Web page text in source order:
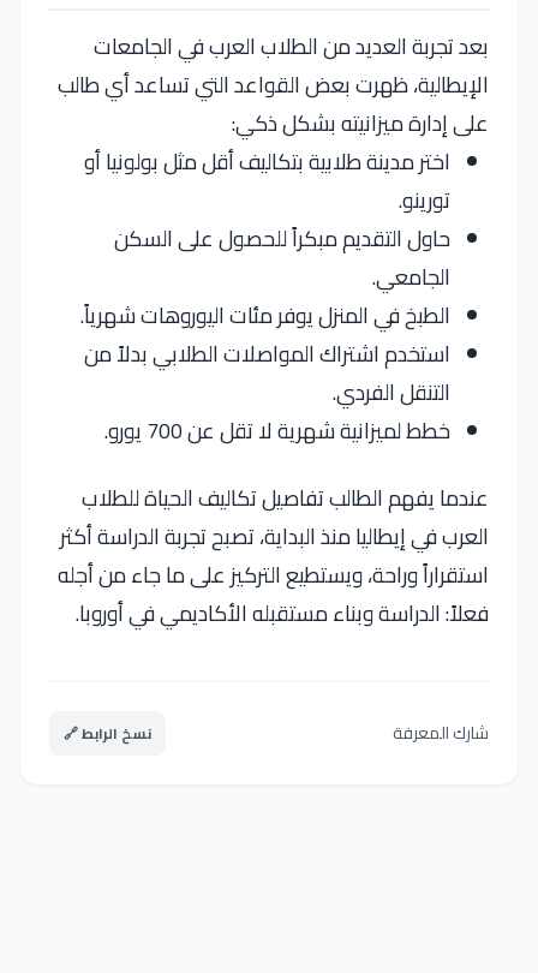
بعد تجربة العديد من الطلاب العرب في الجامعات
الإيطالية، ظهرت بعض القواعد التي تساعد أي طالب
على إدارة ميزانيته بشكل ذكي:
اختر مدينة طلابية بتكاليف أقل مثل بولونيا أو
تورينو.
حاول التقديم مبكراً للحصول على السكن
الجامعي.
الطبخ في المنزل يوفر مئات اليوروهات شهرياً.
استخدم اشتراك المواصلات الطلابي بدلاً من
التنقل الفردي.
خطط لميزانية شهرية لا تقل عن 700 يورو.
عندما يفهم الطالب تفاصيل تكاليف الحياة للطلاب
العرب في إيطاليا منذ البداية، تصبح تجربة الدراسة أكثر
استقراراً وراحة، ويستطيع التركيز على ما جاء من أجله
فعلاً: الدراسة وبناء مستقبله الأكاديمي في أوروبا.
شارك المعرفة نسخ الرابط 🔗